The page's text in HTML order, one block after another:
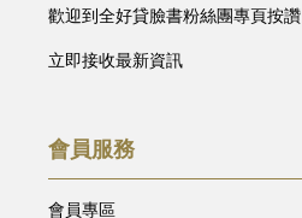
歡迎到全好貸臉書粉絲團專頁按讚
立即接收最新資訊
會員服務
會員專區